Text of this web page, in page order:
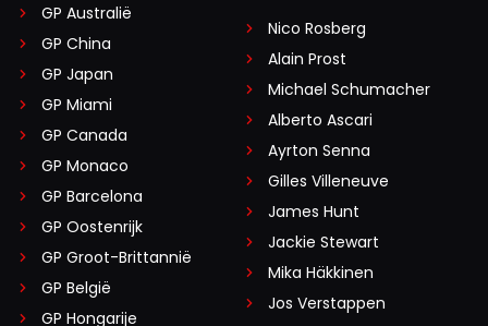
GP Australië
GP China
GP Japan
GP Miami
GP Canada
GP Monaco
GP Barcelona
GP Oostenrijk
GP Groot-Brittannië
GP België
GP Hongarije
Nico Rosberg
Alain Prost
Michael Schumacher
Alberto Ascari
Ayrton Senna
Gilles Villeneuve
James Hunt
Jackie Stewart
Mika Häkkinen
Jos Verstappen